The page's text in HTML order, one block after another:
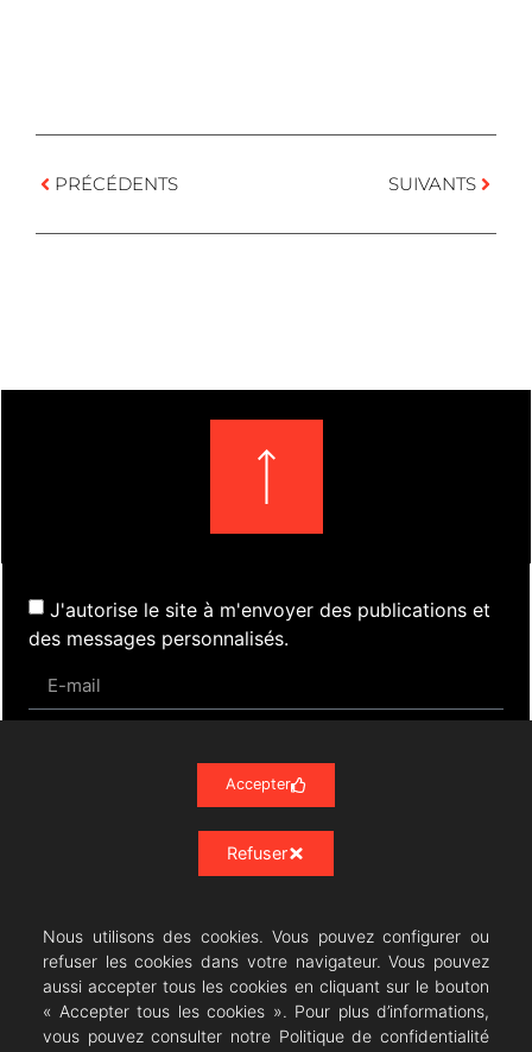
PRÉCÉDENTS SUIVANTS
J'autorise le site à m'envoyer des publications et
des messages personnalisés.
Évènements Presse
Contact
Mentions Légales
Résonances Lyriques - 07/23 -
Nous utilisons des cookies. Vous pouvez configurer ou
refuser les cookies dans votre navigateur. Vous pouvez
aussi accepter tous les cookies en cliquant sur le bouton
« Accepter tous les cookies ». Pour plus d’informations,
vous pouvez consulter notre Politique de confidentialité
Accepter
Refuser